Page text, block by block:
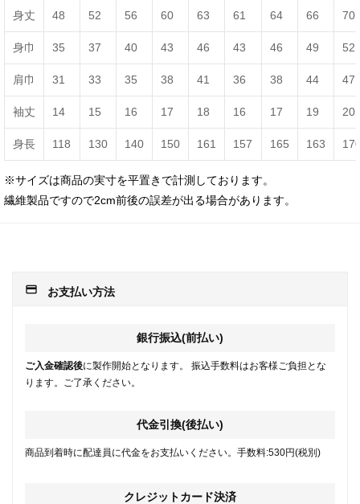
身丈 48 52 56 60 63 61 64 66 70
身巾 35 37 40 43 46 43 46 49 52
肩巾 31 33 35 38 41 36 38 44 47
袖丈 14 15 16 17 18 16 17 19 20
身長 118 130 140 150 161 157 165 163
※サイズは商品の実寸を平置きで計測しております。
繊維製品ですので2cm前後の誤差が出る場合があります。
payment お支払い方法
銀行振込(前払い)
ご入金確認後に製作開始となります。 振込手数料はお客様ご負担とな
ります。ご了承ください。
代金引換(後払い)
商品到着時に配達員に代金をお支払いください。手数料:530円(税別)
クレジットカード決済